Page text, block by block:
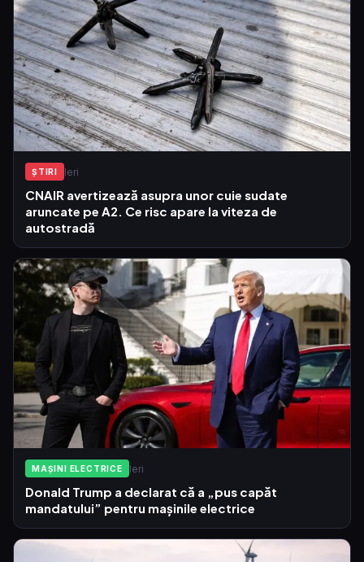
ŞTIRI Ieri
CNAIR avertizează asupra unor cuie sudate
aruncate pe A2. Ce risc apare la viteza de
autostradă
MAȘINI ELECTRICE Ieri
Donald Trump a declarat că a „pus capăt
mandatului” pentru mașinile electrice